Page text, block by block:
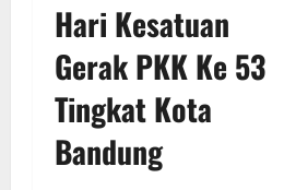
Hari Kesatuan
Gerak PKK Ke 53
Tingkat Kota
Bandung